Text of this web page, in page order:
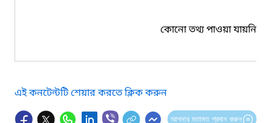
কোনো তথ্য পাওয়া যায়নি।
এই কনটেন্টটি শেয়ার করতে ক্লিক করুন
আপনার মতামত প্রদান করুন